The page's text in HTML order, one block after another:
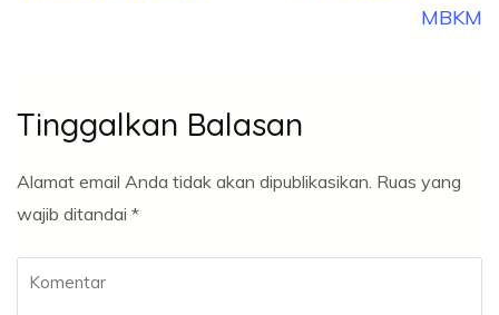
MBKM
Tinggalkan Balasan
Alamat email Anda tidak akan dipublikasikan. Ruas yang
wajib ditandai *
Komentar